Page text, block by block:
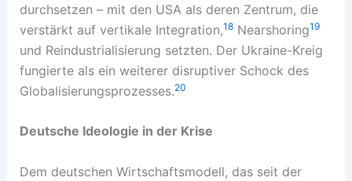
durchsetzen – mit den USA als deren Zentrum, die
verstärkt auf vertikale Integration,18Nearshoring19
und Reindustrialisierung setzten. Der Ukraine-Kreig
fungierte als ein weiterer disruptiver Schock des
Globalisierungsprozesses.20
Deutsche Ideologie in der Krise
Dem deutschen Wirtschaftsmodell, das seit der